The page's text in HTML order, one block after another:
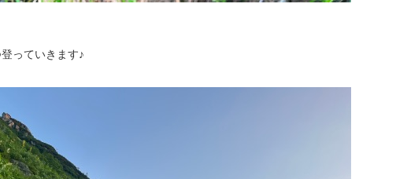
っていきます♪